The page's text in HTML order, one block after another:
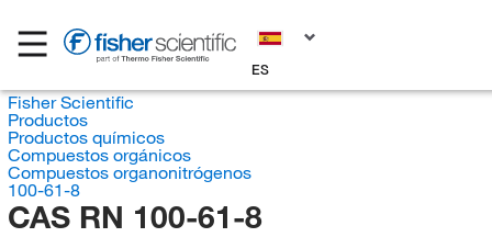
ES
Fisher Scientific
Productos
Productos químicos
Compuestos orgánicos
Compuestos organonitrógenos
100-61-8
CAS RN 100-61-8